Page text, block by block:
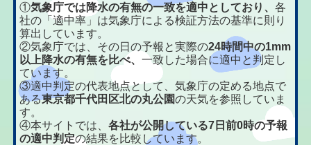
①気象庁では降水の有無の一致を適中としており、各
社の「適中率」は気象庁による検証方法の基準に則り
算出しています。
②気象庁では、その日の予報と実際の24時間中の1mm
以上降水の有無を比べ、一致した場合に適中と判定し
ています。
③適中判定の代表地点として、気象庁の定める地点で
ある東京都千代田区北の丸公園の天気を参照していま
す。
④本サイトでは、各社が公開している7日前0時の予報
の適中判定の結果を比較しています。